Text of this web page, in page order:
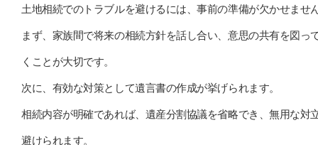
土地相続でのトラブルを避けるには、事前の準備が欠かせません
まず、家族間で将来の相続方針を話し合い、意思の共有を図っ
くことが大切です。
次に、有効な対策として遺言書の作成が挙げられます。
相続内容が明確であれば、遺産分割協議を省略でき、無用な対
避けられます。